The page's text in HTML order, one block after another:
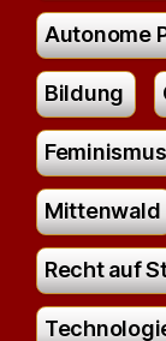
Autonome
Bildung
Mittenwald
Recht auf